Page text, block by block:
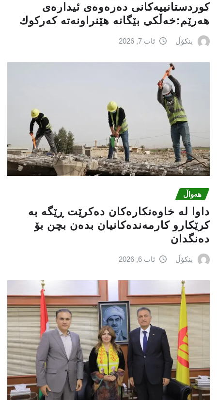
كوردستانییەكانی دەرەوەی ئیدارەی
هەرێم:خه‌ڵكی بێگانه‌ هێنراونه‌ته‌ كه‌ركوك
بنکۆڵ ئاب 7, 2026
هەواڵ
داوا لە خاوەنکارەکان دەکرێت ڕێگە بە
کرێکارو کارمەندەکانیان بدەن بچن بۆ
دەنگدان
بنکۆڵ ئاب 6, 2026